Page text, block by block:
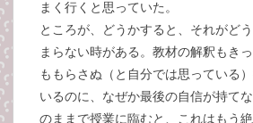
まく行くと思っていた。
ところが、どうかすると、それがど
まらない時がある。教材の解釈もき
ももらさぬ（と自分では思っている
いるのに、なぜか最後の自信が持て
のままで授業に臨むと、これはもう